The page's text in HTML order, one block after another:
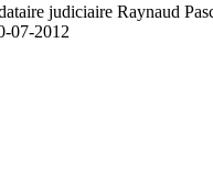
judiciaire Raynaud
07-2012